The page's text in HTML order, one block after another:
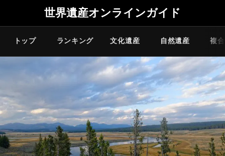
世界遺産オンラインガイド
トップ ランキング 文化遺産 自然遺産 複